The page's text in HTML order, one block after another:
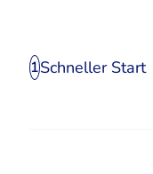
1Schneller Start